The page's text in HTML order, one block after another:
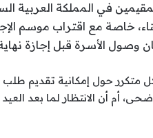
في المملكة العربية
خاصة مع اقتراب موسم
وصول الأسرة قبل إجازة نهاية
حول إمكانية تقديم طلب
أم أن الانتظار لما بعد